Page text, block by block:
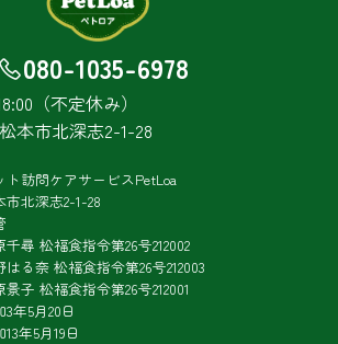
080-1035-6978
（不定休み）
本市北深志2-1-28
ト訪問ケアサービスPetLoa
市北深志2-1-28
千尋 松福食指令第26号212002
はる奈 松福食指令第26号212003
景子 松福食指令第26号212001
3年5月20日
年5月19日